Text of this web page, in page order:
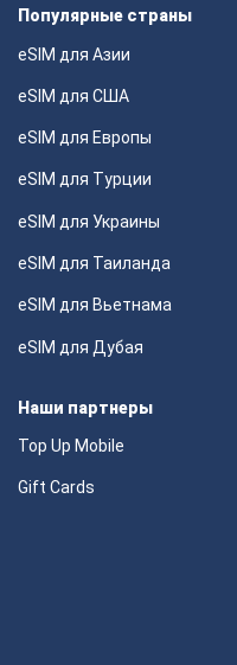
Популярные страны
eSIM для Азии
eSIM для США
eSIM для Европы
eSIM для Турции
eSIM для Украины
eSIM для Таиланда
eSIM для Вьетнама
eSIM для Дубая
Наши партнеры
Top Up Mobile
Gift Cards